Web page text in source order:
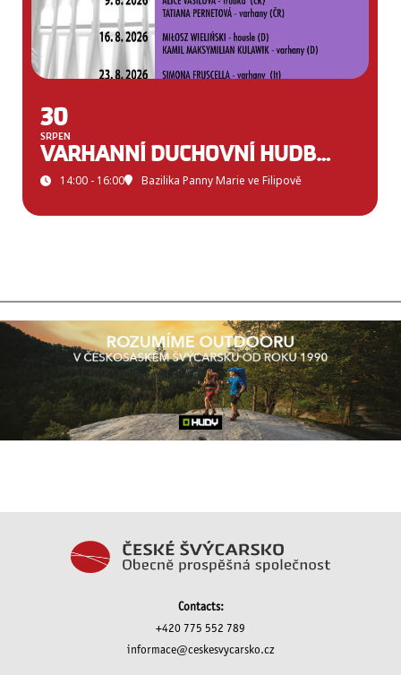
30
SRPEN
VARHANNÍ DUCHOVNÍ HUDBA VE FILIPOVĚ
14:00 - 16:00 Bazilika Panny Marie ve Filipově
Contacts:
+420 775 552 789
informace@ceskesvycarsko.cz